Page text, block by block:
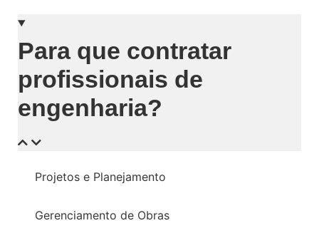
Para que contratar
profissionais de
engenharia?
Projetos e Planejamento
Gerenciamento de Obras